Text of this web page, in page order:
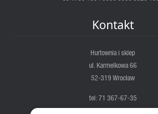
Kontakt
Hurtownia i sklep
ul. Karmelkowa 66
52-319 Wrocław
tel: 71 367-67-35
fortis@fortis.wroc.pl